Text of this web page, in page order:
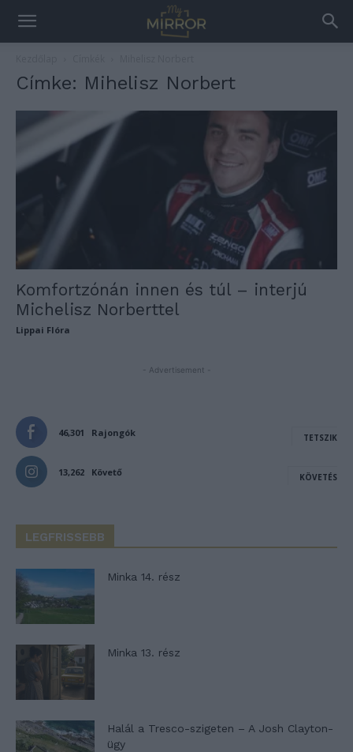
Címke: Mihelisz Norbert
Komfortzónán innen és túl – interjú
Michelisz Norberttel
Lippai Flóra
- Advertisement -
46,301 Rajongók TETSZIK
13,262 Követő KÖVETÉS
LEGFRISSEBB
Minka 14. rész
Minka 13. rész
Halál a Tresco-szigeten – A Josh Clayton-
ügy